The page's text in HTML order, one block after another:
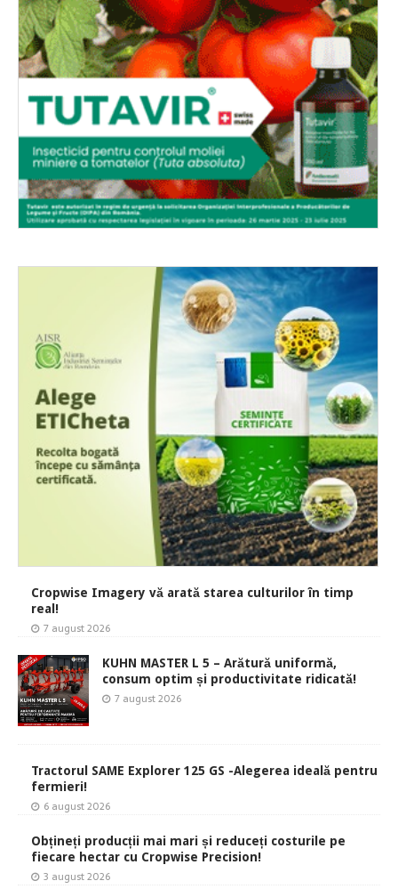
Cropwise Imagery vă arată starea culturilor în timp
real!
7 august 2026
KUHN MASTER L 5 – Arătură uniformă,
consum optim și productivitate ridicată!
7 august 2026
Tractorul SAME Explorer 125 GS -Alegerea ideală pentru
fermieri!
6 august 2026
Obțineți producții mai mari și reduceți costurile pe
fiecare hectar cu Cropwise Precision!
3 august 2026